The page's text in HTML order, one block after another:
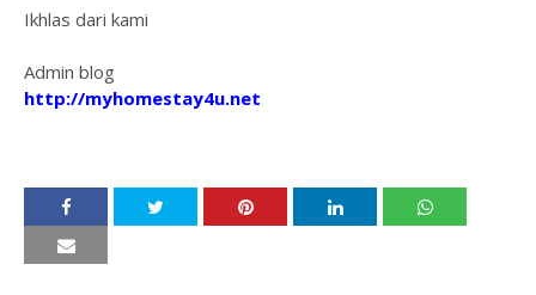
Ikhlas dari kami
Admin blog
http://myhomestay4u.net